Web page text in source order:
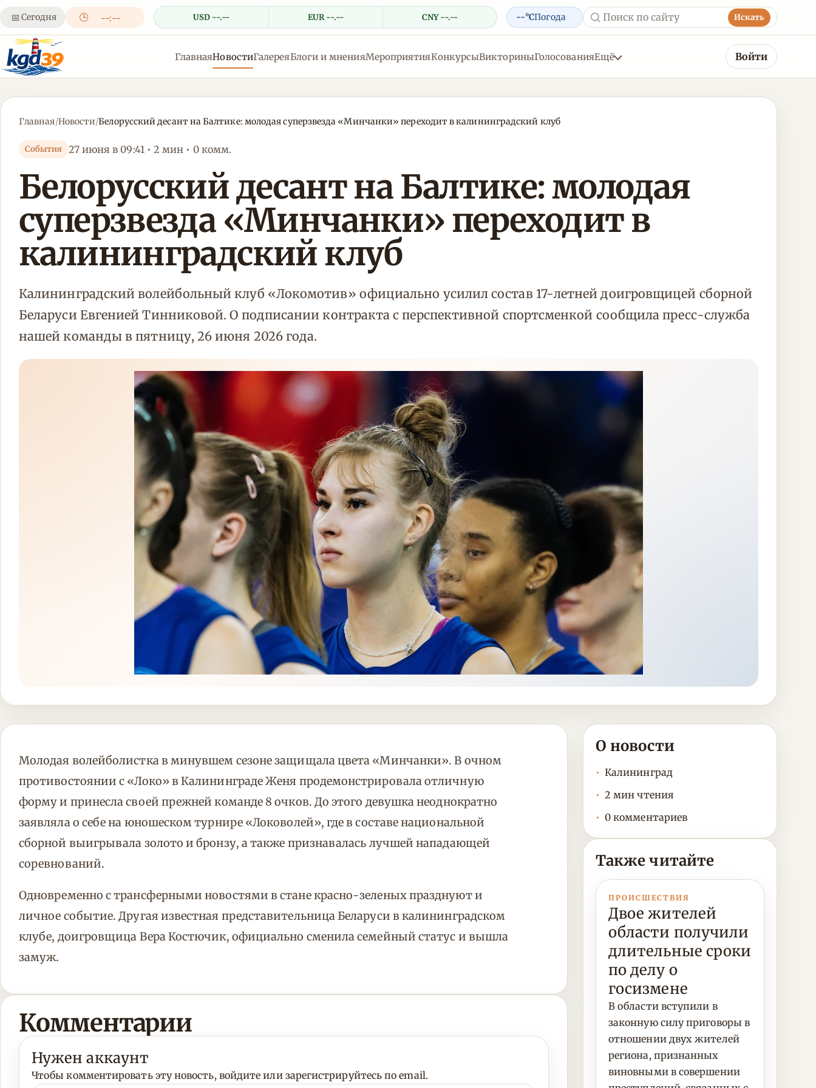
📅 Сегодня 🕒 --:-- USD --.-- EUR --.-- CNY --.-- --°CПогода Искать
ГлавнаяНовостиГалереяБлоги и мненияМероприятияКонкурсыВикториныГолосованияЕщё Войти
Главная/Новости/Белорусский десант на Балтике: молодая суперзвезда «Минчанки» переходит в калининградский клуб
События 27 июня в 09:41 • 2 мин • 0 комм.
Белорусский десант на Балтике: молодая
суперзвезда «Минчанки» переходит в
калининградский клуб
Калининградский волейбольный клуб «Локомотив» официально усилил состав 17-летней доигровщицей сборной
Беларуси Евгенией Тинниковой. О подписании контракта с перспективной спортсменкой сообщила пресс-служба
нашей команды в пятницу, 26 июня 2026 года.
Молодая волейболистка в минувшем сезоне защищала цвета «Минчанки». В очном
противостоянии с «Локо» в Калининграде Женя продемонстрировала отличную
форму и принесла своей прежней команде 8 очков. До этого девушка неоднократно
заявляла о себе на юношеском турнире «Локоволей», где в составе национальной
сборной выигрывала золото и бронзу, а также признавалась лучшей нападающей
соревнований.
Одновременно с трансферными новостями в стане красно-зеленых празднуют и
личное событие. Другая известная представительница Беларуси в калининградском
клубе, доигровщица Вера Костючик, официально сменила семейный статус и вышла
замуж.
Комментарии
Нужен аккаунт
Чтобы комментировать эту новость, войдите или зарегистрируйтесь по email.
О новости
Калининград
2 мин чтения
0 комментариев
Также читайте
ПРОИСШЕСТВИЯ
Двое жителей
области получили
длительные сроки
по делу о
госизмене
В области вступили в
законную силу приговоры в
отношении двух жителей
региона, признанных
виновными в совершении